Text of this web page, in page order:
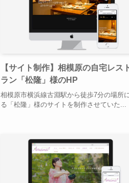
【サイト制作】相模原の自宅レス
ラン「松隆」様のHP
相模原市横浜線古淵駅から徒歩7分の場所
る「松隆」様のサイトを制作させていた...